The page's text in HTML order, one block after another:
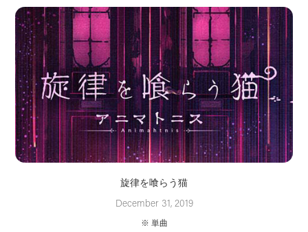
旋律を喰らう猫
December 31, 2019
※ 単曲